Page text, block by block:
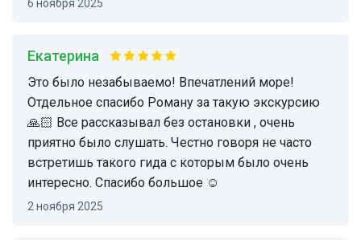
6 ноября 2025
Екатерина
Это было незабываемо! Впечатлений море!
Отдельное спасибо Роману за такую экскурсию
🙏🏻 Все рассказывал без остановки , очень
приятно было слушать. Честно говоря не часто
встретишь такого гида с которым было очень
интересно. Спасибо большое ☺️
2 ноября 2025